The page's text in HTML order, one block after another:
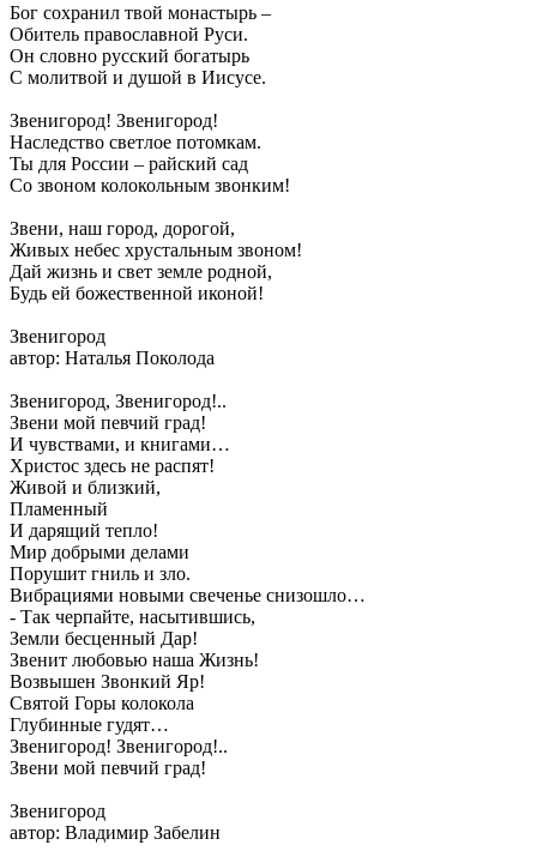
Бог сохранил твой монастырь –
Обитель православной Руси.
Он словно русский богатырь
С молитвой и душой в Иисусе.
Звенигород! Звенигород!
Наследство светлое потомкам.
Ты для России – райский сад
Со звоном колокольным звонким!
Звени, наш город, дорогой,
Живых небес хрустальным звоном!
Дай жизнь и свет земле родной,
Будь ей божественной иконой!
Звенигород
автор: Наталья Поколода
Звенигород, Звенигород!..
Звени мой певчий град!
И чувствами, и книгами…
Христос здесь не распят!
Живой и близкий,
Пламенный
И дарящий тепло!
Мир добрыми делами
Порушит гниль и зло.
Вибрациями новыми свеченье снизошло…
- Так черпайте, насытившись,
Земли бесценный Дар!
Звенит любовью наша Жизнь!
Возвышен Звонкий Яр!
Святой Горы колокола
Глубинные гудят…
Звенигород! Звенигород!..
Звени мой певчий град!
Звенигород
автор: Владимир Забелин